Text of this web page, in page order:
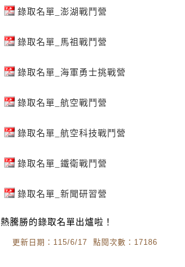
錄取名單_澎湖戰鬥營
錄取名單_馬祖戰鬥營
錄取名單_海軍勇士挑戰營
錄取名單_航空戰鬥營
錄取名單_航空科技戰鬥營
錄取名單_鐵衛戰鬥營
錄取名單_新聞研習營
熱騰勝的錄取名單出爐啦！
更新日期：115/6/17 點閱次數：17186